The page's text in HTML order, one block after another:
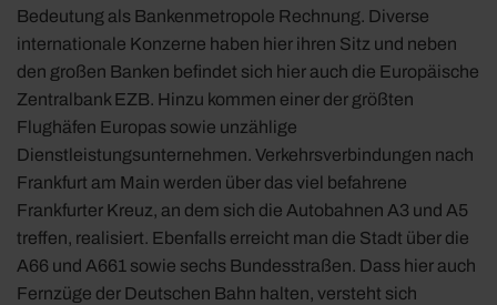
Bedeutung als Bankenmetropole Rechnung. Diverse
internationale Konzerne haben hier ihren Sitz und neben
den großen Banken befindet sich hier auch die Europäische
Zentralbank EZB. Hinzu kommen einer der größten
Flughäfen Europas sowie unzählige
Dienstleistungsunternehmen. Verkehrsverbindungen nach
Frankfurt am Main werden über das viel befahrene
Frankfurter Kreuz, an dem sich die Autobahnen A3 und A5
treffen, realisiert. Ebenfalls erreicht man die Stadt über die
A66 und A661 sowie sechs Bundesstraßen. Dass hier auch
Fernzüge der Deutschen Bahn halten, versteht sich